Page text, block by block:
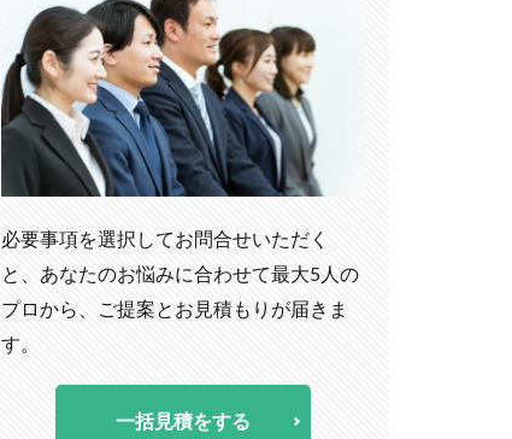
必要事項を選択してお問合せいただく
と、あなたのお悩みに合わせて最大5人の
プロから、ご提案とお見積もりが届きま
す。
一括見積をする